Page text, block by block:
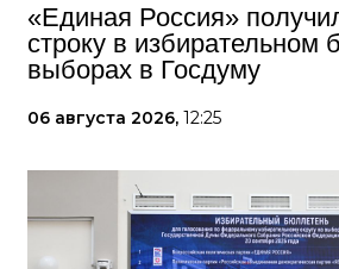
«Единая Россия»
строку в избирательном
выборах в Госдуму
06 августа 2026, 12:25